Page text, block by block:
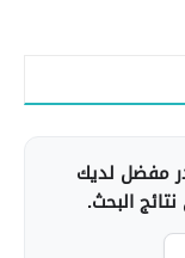
مفضل لديك
البحث.